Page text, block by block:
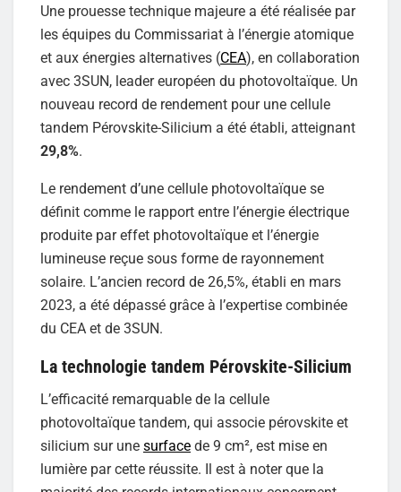
Une prouesse technique majeure a été réalisée par
les équipes du Commissariat à l’énergie atomique
et aux énergies alternatives (CEA), en collaboration
avec 3SUN, leader européen du photovoltaïque. Un
nouveau record de rendement pour une cellule
tandem Pérovskite-Silicium a été établi, atteignant
29,8%.
Le rendement d’une cellule photovoltaïque se
définit comme le rapport entre l’énergie électrique
produite par effet photovoltaïque et l’énergie
lumineuse reçue sous forme de rayonnement
solaire. L’ancien record de 26,5%, établi en mars
2023, a été dépassé grâce à l’expertise combinée
du CEA et de 3SUN.
La technologie tandem Pérovskite-Silicium
L’efficacité remarquable de la cellule
photovoltaïque tandem, qui associe pérovskite et
silicium sur une surface de 9 cm², est mise en
lumière par cette réussite. Il est à noter que la